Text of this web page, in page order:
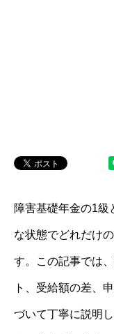
障害基礎年金の1級
な状態でどれだけ
す。この記事では
ト、受給額の差、
づいて丁寧に説明